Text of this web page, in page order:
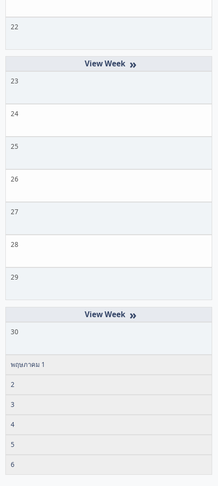
22
»
23
24
25
26
27
28
29
»
30
พฤษภาคม 1
2
3
4
5
6